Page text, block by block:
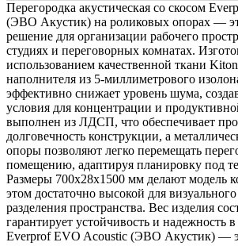
Перегородка акустическая со скосом
(ЭВО Акустик) на роликовых опорах —
решение для организации рабочего
студиях и переговорных комнатах.
использованием качественной ткани
наполнителя из 5-миллиметрового
эффективно снижает уровень шума,
условия для концентрации и
выполнен из ЛДСП, что обеспечивает
долговечность конструкции, а
опоры позволяют легко перемещать
помещению, адаптируя планировку под
Размеры 700х28х1500 мм делают модель
этом достаточно высокой для
разделения пространства. Вес изделия
гарантирует устойчивость и надежность
Everprof EVO Acoustic (ЭВО Акустик) —